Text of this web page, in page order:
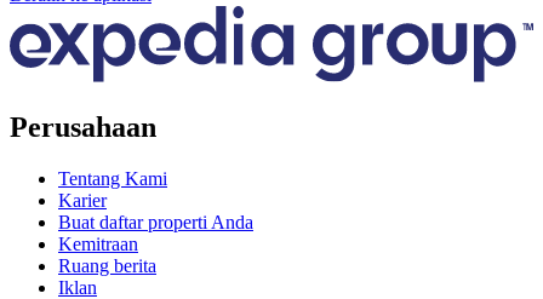
Perusahaan
Tentang Kami
Karier
Buat daftar properti Anda
Kemitraan
Ruang berita
Iklan